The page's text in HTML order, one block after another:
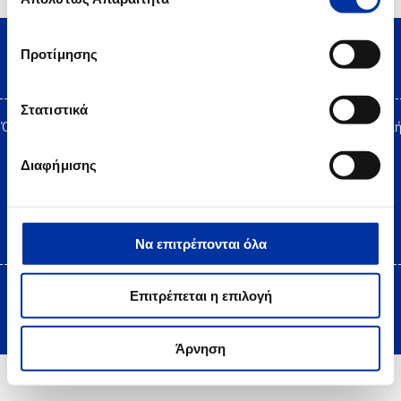
Προτίμησης
Στατιστικά
Διαφήμισης
Να επιτρέπονται όλα
Επιτρέπεται η επιλογή
Άρνηση
Όροι Χρήσης Δήλωση Προστασίας Προσωπικών Δεδομένων|Πολιτική
Copyright © 2025 HELLENiQ PETROLEUM. All rights Reserved
Created by DOPE Studio